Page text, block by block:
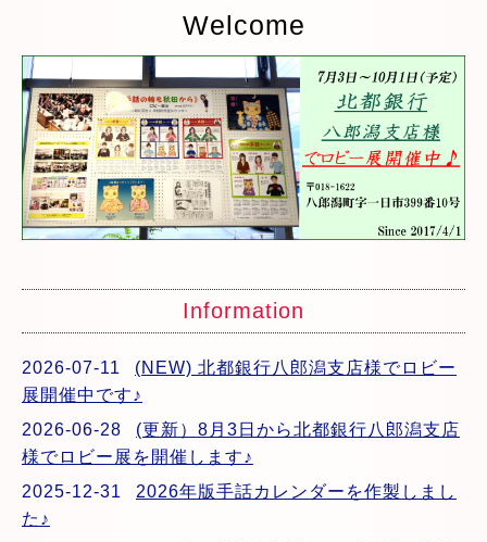
Welcome
Information
2026-07-11 (NEW) 北都銀行八郎潟支店様でロビー
展開催中です♪
2026-06-28 (更新）8月3日から北都銀行八郎潟支店
様でロビー展を開催します♪
2025-12-31 2026年版手話カレンダーを作製しまし
た♪